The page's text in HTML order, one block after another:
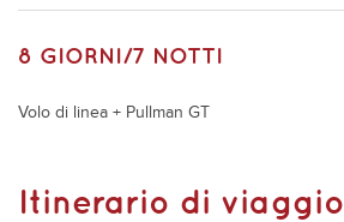
8 GIORNI/7 NOTTI
Volo di linea + Pullman GT
Itinerario di viaggio